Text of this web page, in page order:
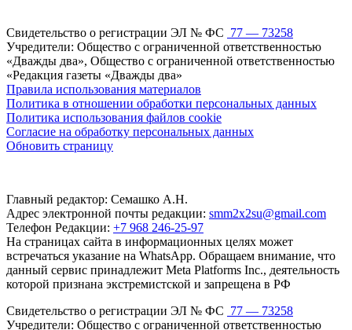
Свидетельство о регистрации ЭЛ № ФС 77 — 73258
Учредители: Общество с ограниченной ответственностью
«Дважды два», Общество с ограниченной ответственностью
«Редакция газеты «Дважды два»
Правила использования материалов
Политика в отношении обработки персональных данных
Политика использования файлов cookie
Согласие на обработку персональных данных
Обновить страницу
Главный редактор: Семашко А.Н.
Адрес электронной почты редакции: smm2x2su@gmail.com
Телефон Редакции: +7 968 246-25-97
На страницах сайта в информационных целях может
встречаться указание на WhatsApp. Обращаем внимание, что
данный сервис принадлежит Meta Platforms Inc., деятельность
которой признана экстремистской и запрещена в РФ
Свидетельство о регистрации ЭЛ № ФС 77 — 73258
Учредители: Общество с ограниченной ответственностью